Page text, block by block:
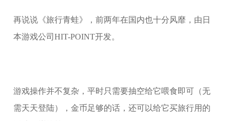
再说说《旅行青蛙》，前两年在国内也十分风靡，由日
本游戏公司HIT-POINT开发。
游戏操作并不复杂，平时只需要抽空给它喂食即可（无
需天天登陆），金币足够的话，还可以给它买旅行用的